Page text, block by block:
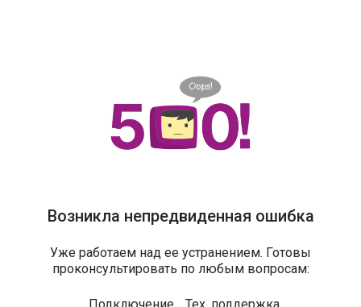
Возникла непредвиденная ошибка
Уже работаем над ее устранением. Готовы
проконсультировать по любым вопросам: